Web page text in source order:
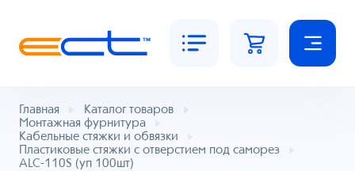
Главная
Каталог товаров
Монтажная фурнитура
Кабельные стяжки и обвязки
Пластиковые стяжки с отверстием под саморез
ALC-110S (уп 100шт)